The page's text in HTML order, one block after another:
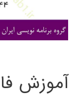
ی
آموزش